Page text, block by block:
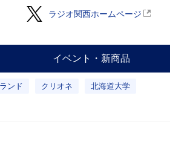
ラジオ関西ホームページ
イベント・新商品
ンド クリオネ 北海道大学